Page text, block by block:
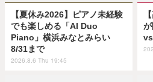
【夏休み2026】ピアノ未経験
でも楽しめる「AI Duo
Piano」横浜みなとみらい
8/31まで
2026.8.6 Thu 19:45